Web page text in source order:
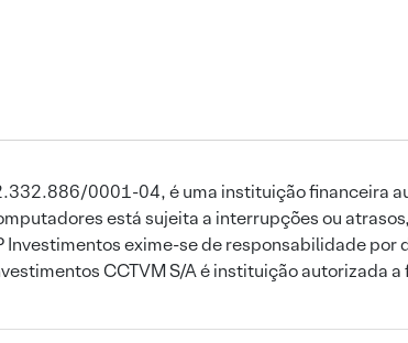
0001-04, é uma instituição financeira
está sujeita a interrupções ou
exime-se de responsabilidade
CCTVM S/A é instituição autorizada